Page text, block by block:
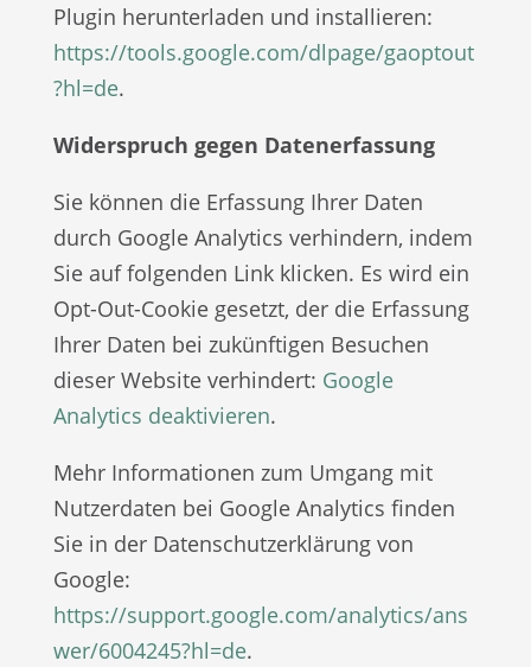
Plugin herunterladen und installieren:
https://tools.google.com/dlpage/gaoptout
?hl=de.
Widerspruch gegen Datenerfassung
Sie können die Erfassung Ihrer Daten
durch Google Analytics verhindern, indem
Sie auf folgenden Link klicken. Es wird ein
Opt-Out-Cookie gesetzt, der die Erfassung
Ihrer Daten bei zukünftigen Besuchen
dieser Website verhindert: Google
Analytics deaktivieren.
Mehr Informationen zum Umgang mit
Nutzerdaten bei Google Analytics finden
Sie in der Datenschutzerklärung von
Google:
https://support.google.com/analytics/ans
wer/6004245?hl=de.